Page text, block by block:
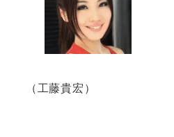
（工藤貴宏）